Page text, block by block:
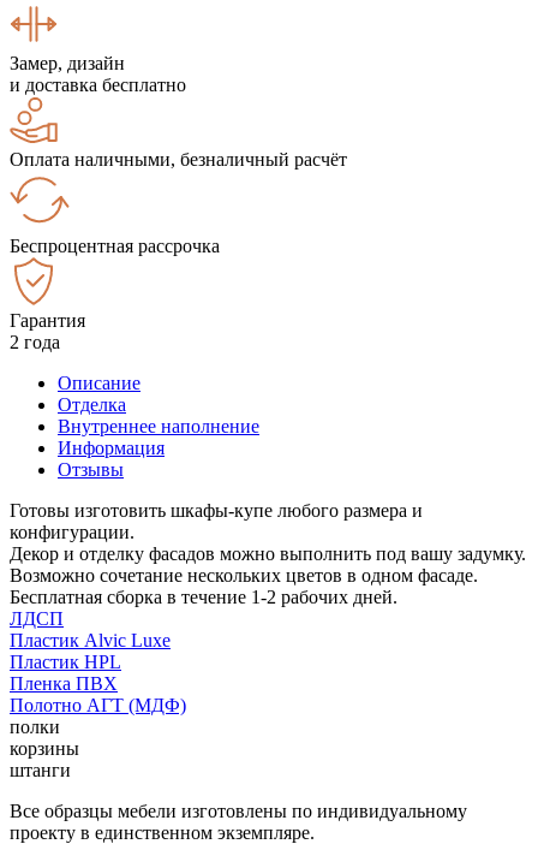
Замер, дизайн
и доставка бесплатно
Оплата наличными, безналичный расчёт
Беспроцентная рассрочка
Гарантия
2 года
Описание
Отделка
Внутреннее наполнение
Информация
Отзывы
Готовы изготовить шкафы-купе любого размера и
конфигурации.
Декор и отделку фасадов можно выполнить под вашу задумку.
Возможно сочетание нескольких цветов в одном фасаде.
Бесплатная сборка в течение 1-2 рабочих дней.
ЛДСП
Пластик Alvic Luxe
Пластик HPL
Пленка ПВХ
Полотно АГТ (МДФ)
полки
корзины
штанги
Все образцы мебели изготовлены по индивидуальному
проекту в единственном экземпляре.